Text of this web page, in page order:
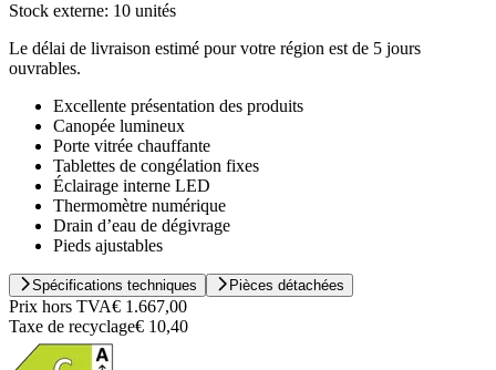
Stock externe: 10 unités
Le délai de livraison estimé pour votre région est de 5 jours
ouvrables.
Excellente présentation des produits
Canopée lumineux
Porte vitrée chauffante
Tablettes de congélation fixes
Éclairage interne LED
Thermomètre numérique
Drain d’eau de dégivrage
Pieds ajustables
Spécifications techniques Pièces détachées
Prix hors TVA€ 1.667,00
Taxe de recyclage€ 10,40